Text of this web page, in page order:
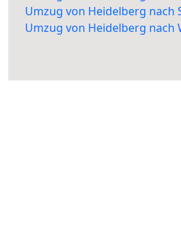
Umzug von Heidelberg nach
Umzug von Heidelberg nach